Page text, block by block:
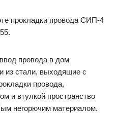
прокладки провода СИП-4
провода в дом
из стали, выходящие с
провода,
и втулкой пространство
негорючим материалом.